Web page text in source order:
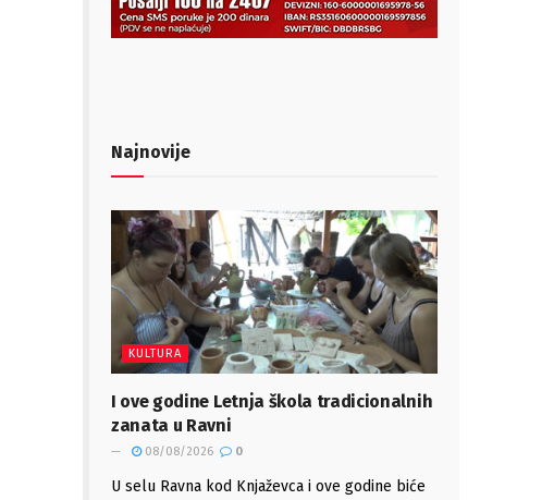
Najnovije
KULTURA
I ove godine Letnja škola tradicionalnih
zanata u Ravni
08/08/2026 0
U selu Ravna kod Knjaževca i ove godine biće